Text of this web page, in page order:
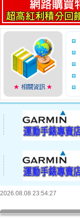
2026.08.08 23:54:27